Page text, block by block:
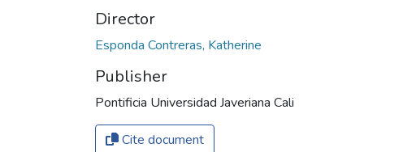
Director
Esponda Contreras, Katherine
Publisher
Pontificia Universidad Javeriana Cali
Cite document